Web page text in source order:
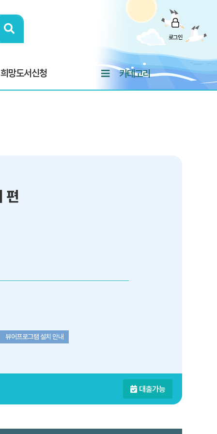
로그인
희망도서신청 카테고리
편
뷰어프로그램 설치 안내
대출가능